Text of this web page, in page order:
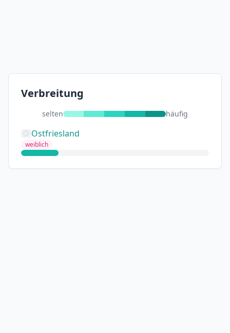
Verbreitung
selten häufig
Ostfriesland
weiblich